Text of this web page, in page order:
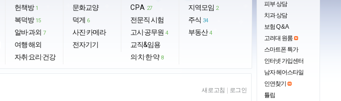
헌책방 1
복덕방 15
알바·과외 7
여행·해외
자취·요리·건강
문화교양
덕게 6
사진·카메라
전자기기
CPA 27
전문직 시험
고시·공무원 4
교직&임용
의·치·한·약 8
지역모임 2
주식 34
부동산 4
새로고침 로그인
피부 상담
치과 상담
보험 Q & A
고려대 원룸
스마트폰 특가
인터넷 가입센터
남자 헤어스타일
인연찾기
튤립